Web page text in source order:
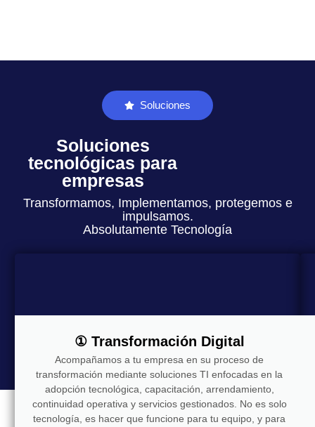
Soluciones
Soluciones
tecnológicas para
empresas
Transformamos, Implementamos, protegemos e
impulsamos.
Absolutamente Tecnología
① Transformación Digital
Acompañamos a tu empresa en su proceso de
transformación mediante soluciones TI enfocadas en la
adopción tecnológica, capacitación, arrendamiento,
continuidad operativa y servicios gestionados. No es solo
tecnología, es hacer que funcione para tu equipo, y para